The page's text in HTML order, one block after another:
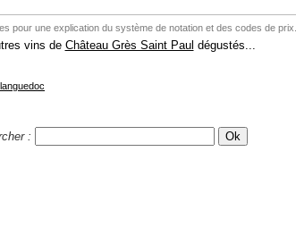
pour une explication du système de notation et des codes de prix.
vins de Château Grès Saint Paul dégustés...
: